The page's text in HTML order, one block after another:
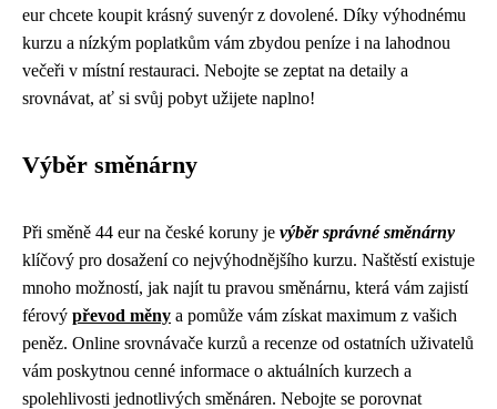
eur chcete koupit krásný suvenýr z dovolené. Díky výhodnému
kurzu a nízkým poplatkům vám zbydou peníze i na lahodnou
večeři v místní restauraci. Nebojte se zeptat na detaily a
srovnávat, ať si svůj pobyt užijete naplno!
Výběr směnárny
Při směně 44 eur na české koruny je výběr správné směnárny
klíčový pro dosažení co nejvýhodnějšího kurzu. Naštěstí existuje
mnoho možností, jak najít tu pravou směnárnu, která vám zajistí
férový převod měny a pomůže vám získat maximum z vašich
peněz. Online srovnávače kurzů a recenze od ostatních uživatelů
vám poskytnou cenné informace o aktuálních kurzech a
spolehlivosti jednotlivých směnáren. Nebojte se porovnat